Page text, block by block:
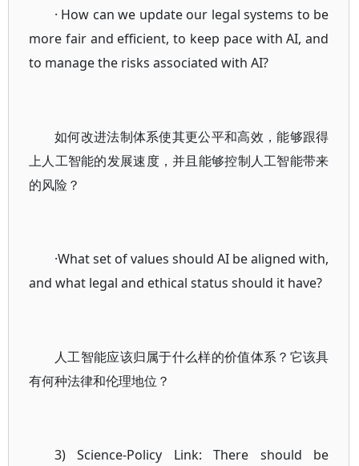
· How can we update our legal systems to be
more fair and efficient, to keep pace with AI, and
to manage the risks associated with AI?
如何改进法制体系使其更公平和高效，能够跟得
上人工智能的发展速度，并且能够控制人工智能带来
的风险？
·What set of values should AI be aligned with,
and what legal and ethical status should it have?
人工智能应该归属于什么样的价值体系？它该具
有何种法律和伦理地位？
3) Science-Policy Link: There should be